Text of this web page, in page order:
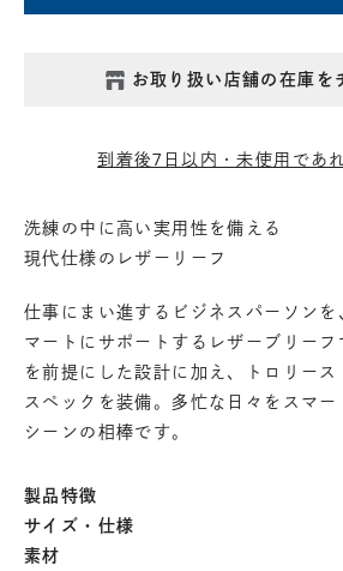
お取り扱い店舗の在庫を
丸の内店 - 在庫 - △
渋谷店- 在庫 -△
六本木店- 在庫 -×
自由が丘店
到着後7日以内・未使用であ
洗練の中に高い実用性を備える
現代仕様のレザーリーフ
仕事にまい進するビジネスパーソンを
マートにサポートするレザーブリー
を前提にした設計に加え、トロリー
スペックを装備。多忙な日々をスマー
シーンの相棒です。
製品特徴
サイズ・仕様
素材